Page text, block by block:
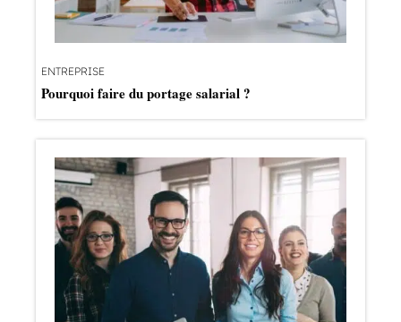
ENTREPRISE
Pourquoi faire du portage salarial ?